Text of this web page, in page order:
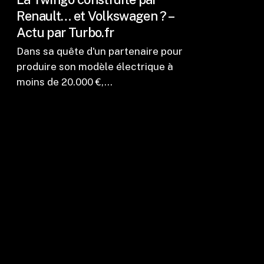
Renault… et Volkswagen ? –
Actu par Turbo.fr
Dans sa quête d'un partenaire pour
produire son modèle électrique à
moins de 20.000 €,…